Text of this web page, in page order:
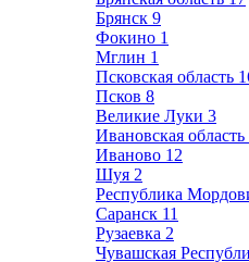
Брянск 9
Фокино 1
Мглин 1
Псковская область
Псков 8
Великие Луки 3
Ивановская область
Иваново 12
Шуя 2
Республика
Саранск 11
Рузаевка 2
Чувашская